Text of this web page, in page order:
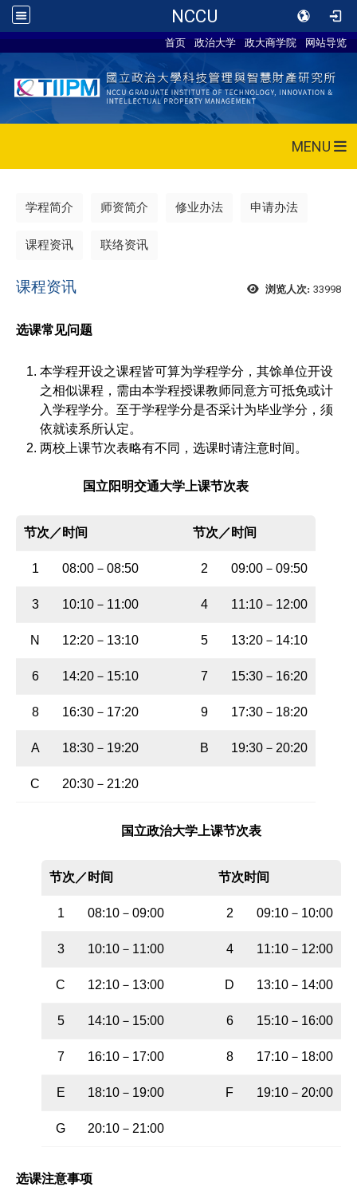
NCCU
首页 政治大学 政大商学院 网站导览
MENU
学程简介 师资简介 修业办法 申请办法
课程资讯 联络资讯
浏览人次: 33998
课程资讯
选课常见问题
本学程开设之课程皆可算为学程学分，其馀单位开设
之相似课程，需由本学程授课教师同意方可抵免或计
入学程学分。至于学程学分是否采计为毕业学分，须
依就读系所认定。
两校上课节次表略有不同，选课时请注意时间。
国立阳明交通大学上课节次表
节次／时间 节次／时间
1 08:00－08:50 2 09:00 － 09:50
3 10:10 － 11:00 4 11:10 － 12:00
N 12:20 － 13:10 5 13:20 － 14:10
6 14:20 － 15:10 7 15:30 － 16:20
8 16:30 － 17:20 9 17:30 － 18:20
A 18:30 － 19:20 B 19:30 － 20:20
C 20:30 － 21:20
国立政治大学上课节次表
节次／时间 节次时间
1 08:10 － 09:00 2 09:10 － 10:00
3 10:10 － 11:00 4 11:10 － 12:00
C 12:10 － 13:00 D 13:10 － 14:00
5 14:10 － 15:00 6 15:10 － 16:00
7 16:10 － 17:00 8 17:10 － 18:00
E 18:10 － 19:00 F 19:10 － 20:00
G 20:10 － 21:00
选课注意事项